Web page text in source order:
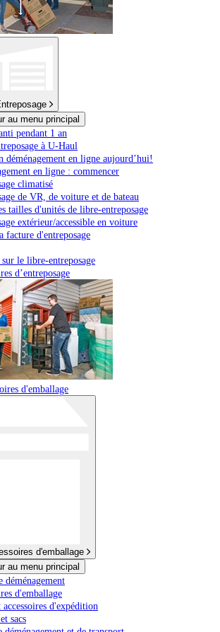
au menu principal
pendant 1 an
à U-Haul
déménagement en ligne aujourd’hui!
en ligne : commencer
climatisé
de VR, de voiture et de bateau
tailles d'unités de libre-entreposage
extérieur/accessible en voiture
facture d'entreposage
le libre-entreposage
d’entreposage
d'emballage
d'emballage
au menu principal
déménagement
d'emballage
accessoires d'expédition
sacs